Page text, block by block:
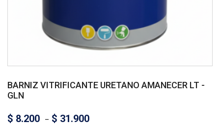
BARNIZ VITRIFICANTE URETANO AMANECER LT -
GLN
$ 8.200 – $ 31.900